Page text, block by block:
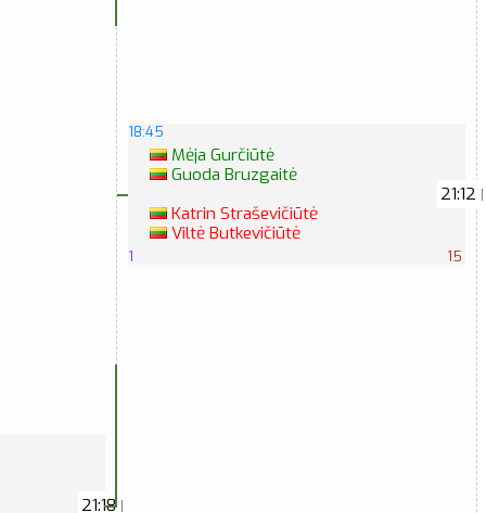
21:18 |
18:45
Mėja Gurčiūtė
Guoda Bruzgaitė
21:12 |
Katrin Straševičiūtė
Viltė Butkevičiūtė
1 15